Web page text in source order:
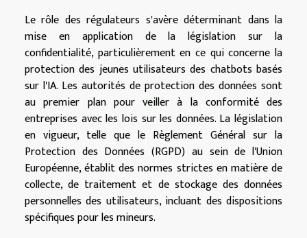
Le rôle des régulateurs s'avère déterminant dans la
mise en application de la législation sur la
confidentialité, particulièrement en ce qui concerne la
protection des jeunes utilisateurs des chatbots basés
sur l'IA. Les autorités de protection des données sont
au premier plan pour veiller à la conformité des
entreprises avec les lois sur les données. La législation
en vigueur, telle que le Règlement Général sur la
Protection des Données (RGPD) au sein de l'Union
Européenne, établit des normes strictes en matière de
collecte, de traitement et de stockage des données
personnelles des utilisateurs, incluant des dispositions
spécifiques pour les mineurs.